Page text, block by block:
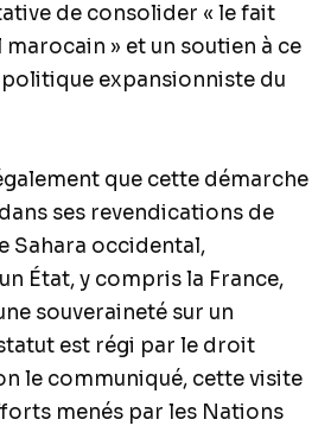
de consolider « le fait
» et un soutien à ce
expansionniste du
que cette démarche
ses revendications de
Sahara occidental,
État, y compris la France,
souveraineté sur un
est régi par le droit
le communiqué, cette visite
menés par les Nations